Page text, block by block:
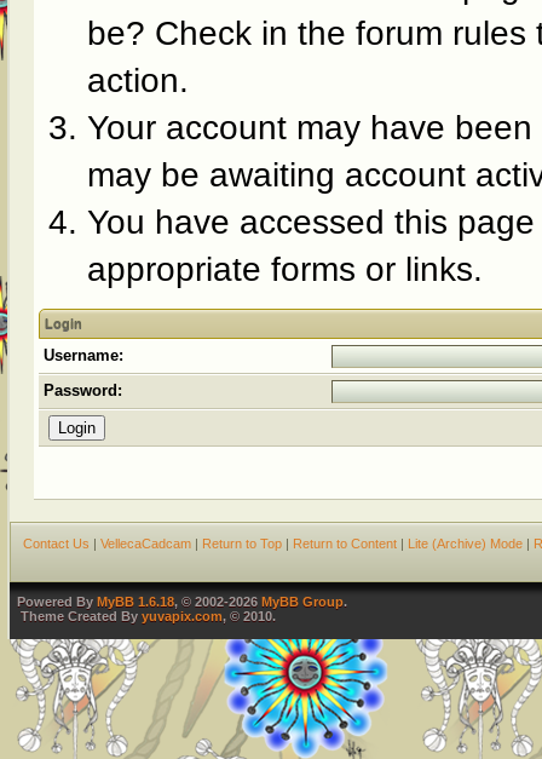
be? Check in the forum
action.
Your account may have
may be awaiting account
You have accessed this
appropriate forms or links.
Login
Username:
Password:
Contact Us | VellecaCadcam | Return to Top | Return to Content | Lite (Archive) Mode |
Powered By MyBB 1.6.18, © 2002-2026 MyBB Group.
Theme Created By yuvapix.com, © 2010.